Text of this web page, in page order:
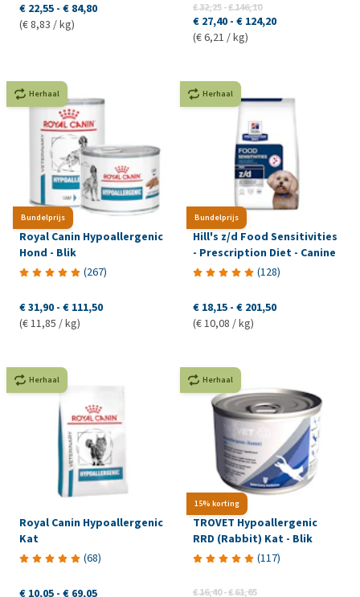
€ 22,55 - € 84,80
(€ 8,83 / kg)
€ 32,25-€ 146,10
€ 27,40 - € 124,20
(€ 6,21 / kg)
Bundelprijs
Herhaal
Royal Canin Hypoallergenic
Hond - Blik
(267)
€ 31,90 - € 111,50
(€ 11,85 / kg)
Bundelprijs
Herhaal
Hill's z/d Food Sensitivities
- Prescription Diet - Canine
(128)
€ 18,15 - € 201,50
(€ 10,08 / kg)
Herhaal
Royal Canin Hypoallergenic
Kat
(68)
€ 10,05 - € 69,05
15% korting
Herhaal
TROVET Hypoallergenic
RRD (Rabbit) Kat - Blik
(117)
€ 16,40-€ 61,65